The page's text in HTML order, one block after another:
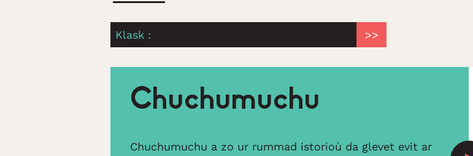
Klask :
Chuchumuchu
Chuchumuchu a zo ur rummad istorioù da glevet evit ar